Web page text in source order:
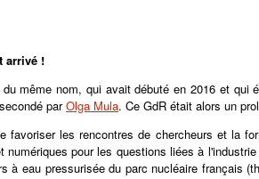
arrivé !
même nom, qui avait débuté en 2016 et qui
parOlga Mula. Ce GdR était alors un
favoriser les rencontres de chercheurs et la
numériques pour les questions liées à
à eau pressurisée du parc nucléaire français